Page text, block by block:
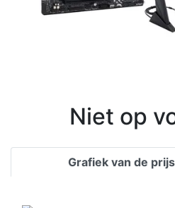
Niet op
Grafiek van de